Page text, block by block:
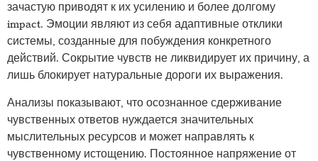
зачастую приводят к их усилению и более долгому
impact. Эмоции являют из себя адаптивные отклики
системы, созданные для побуждения конкретного
действий. Сокрытие чувств не ликвидирует их причину, а
лишь блокирует натуральные дороги их выражения.
Анализы показывают, что осознанное сдерживание
чувственных ответов нуждается значительных
мыслительных ресурсов и может направлять к
чувственному истощению. Постоянное напряжение от